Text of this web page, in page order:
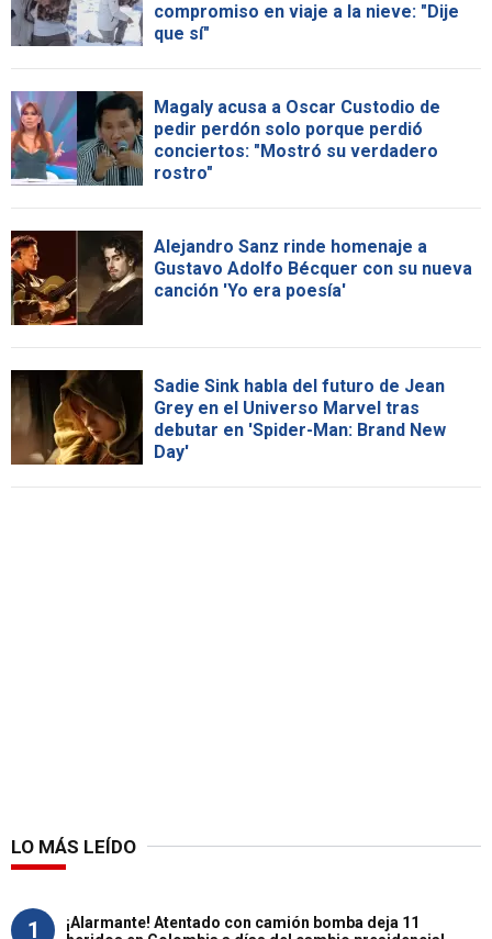
compromiso en viaje a la nieve: "Dije
que sí"
Magaly acusa a Oscar Custodio de
pedir perdón solo porque perdió
conciertos: "Mostró su verdadero
rostro"
Alejandro Sanz rinde homenaje a
Gustavo Adolfo Bécquer con su nueva
canción 'Yo era poesía'
Sadie Sink habla del futuro de Jean
Grey en el Universo Marvel tras
debutar en 'Spider-Man: Brand New
Day'
LO MÁS LEÍDO
1
¡Alarmante! Atentado con camión bomba deja 11